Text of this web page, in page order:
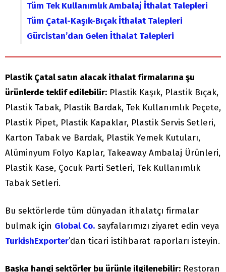
Tüm Tek Kullanımlık Ambalaj İthalat Talepleri
Tüm Çatal-Kaşık-Bıçak İthalat Talepleri
Gürcistan’dan Gelen İthalat Talepleri
Plastik Çatal satın alacak ithalat firmalarına şu
ürünlerde teklif edilebilir: Plastik Kaşık, Plastik Bıçak,
Plastik Tabak, Plastik Bardak, Tek Kullanımlık Peçete,
Plastik Pipet, Plastik Kapaklar, Plastik Servis Setleri,
Karton Tabak ve Bardak, Plastik Yemek Kutuları,
Alüminyum Folyo Kaplar, Takeaway Ambalaj Ürünleri,
Plastik Kase, Çocuk Parti Setleri, Tek Kullanımlık
Tabak Setleri.
Bu sektörlerde tüm dünyadan ithalatçı firmalar
bulmak için Global Co. sayfalarımızı ziyaret edin veya
TurkishExporter’dan ticari istihbarat raporları isteyin.
Başka hangi sektörler bu ürünle ilgilenebilir: Restoran